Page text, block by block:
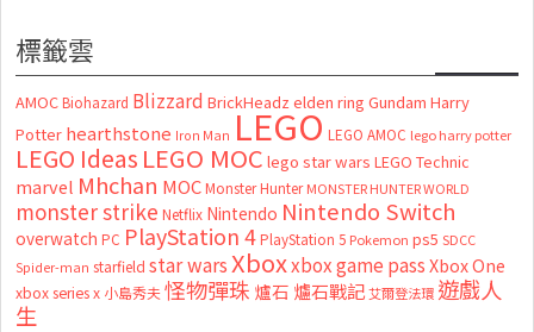
標籤雲
AMOC Biohazard Blizzard BrickHeadz elden ring Gundam Harry
Potter hearthstone Iron Man LEGO LEGO AMOC lego harry potter
LEGO Ideas LEGO MOC lego star wars LEGO Technic
marvel Mhchan MOC Monster Hunter MONSTER HUNTER WORLD
monster strike Netflix Nintendo Nintendo Switch
overwatch PC PlayStation 4 PlayStation 5 Pokemon ps5 SDCC
Spider-man starfield star warsXboxxbox game passXbox One
xbox series x 小島秀夫怪物彈珠 爐石 爐石戰記艾爾登法環 遊戲人
生